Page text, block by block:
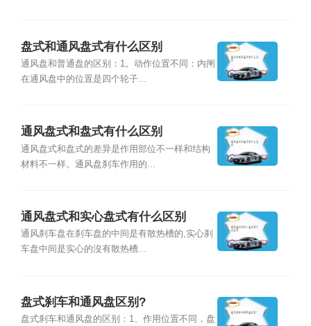
盘式和通风盘式有什么区别
通风盘和普通盘的区别：1。动作位置不同：内闸
在通风盘中的位置是四个轮子...
通风盘式和盘式有什么区别
通风盘式和盘式的差异是作用部位不一样和结构
材料不一样。通风盘刹车作用的...
通风盘式和实心盘式有什么区别
通风刹车盘在刹车盘的中间是有散热槽的,实心刹
车盘中间是实心的沒有散热槽...
盘式刹车和通风盘区别?
盘式刹车和通风盘的区别：1、作用位置不同，盘